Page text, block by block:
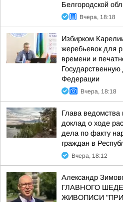
Белгородской
Вчера, 18:18
Избирком
жеребьевок для
времени и
Федерации
Вчера, 18:18
Глава ведомства
доклад о ходе
дела по факту
граждан в
Вчера, 18:12
Александр
ГЛАВНОГО
ЖИВОПИСИ